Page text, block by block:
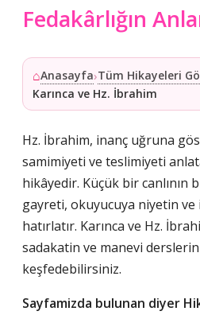
Fedakârlığın
⌂Anasayfa›Tüm Hikayeleri
Karınca ve Hz. İbrahim
Hz. İbrahim, inanç uğruna
samimiyeti ve teslimiyeti
hikâyedir. Küçük bir canlının
gayreti, okuyucuya niyetin ve
hatırlatır. Karınca ve Hz.
sadakatin ve manevi derslerin
keşfedebilirsiniz.
Sayfamizda bulunan diyer